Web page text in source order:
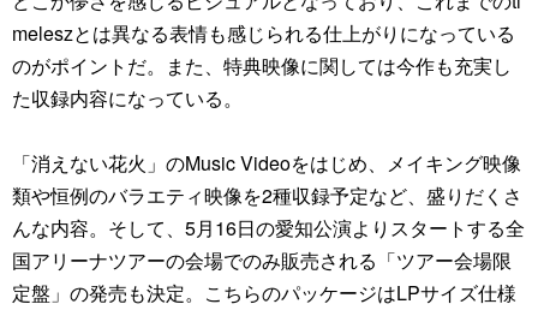
meleszとは異なる表情も感じられる仕上がりになっている
のがポイントだ。また、特典映像に関しては今作も充実し
た収録内容になっている。
「消えない花火」のMusic Videoをはじめ、メイキング映像
類や恒例のバラエティ映像を2種収録予定など、盛りだくさ
んな内容。そして、5月16日の愛知公演よりスタートする全
国アリーナツアーの会場でのみ販売される「ツアー会場限
定盤」の発売も決定。こちらのパッケージはLPサイズ仕様